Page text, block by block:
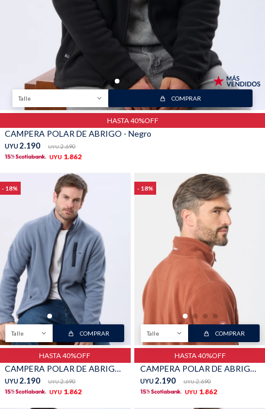
Talle COMPRAR
HASTA 40%OFF
CAMPERA POLAR DE ABRIGO - Negro
UYU 2.190 UYU 2.690
UYU 1.862
18
Talle COMPRAR
HASTA 40%OFF
CAMPERA POLAR DE ABRIGO - Piedra
UYU 2.190 UYU 2.690
UYU 1.862
18
Talle COMPRAR
HASTA 40%OFF
CAMPERA POLAR DE ABRIGO - Terracota
UYU 2.190 UYU 2.690
UYU 1.862